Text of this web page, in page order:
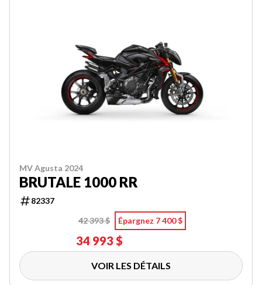
MV Agusta 2024
BRUTALE 1000 RR
82337
42 393 $
Épargnez 7 400 $
34 993 $
VOIR LES DÉTAILS